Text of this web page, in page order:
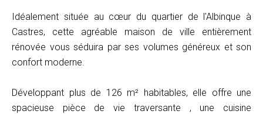
Idéalement située au cœur du quartier de l'Albinque à
Castres, cette agréable maison de ville entièrement
rénovée vous séduira par ses volumes généreux et son
confort moderne.
Développant plus de 126 m² habitables, elle offre une
spacieuse pièce de vie traversante , une cuisine